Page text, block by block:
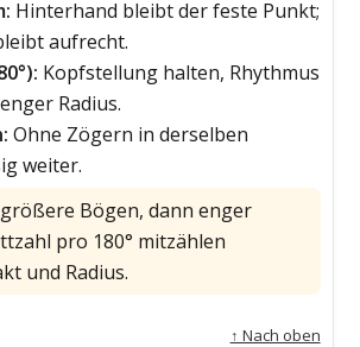
Hinterhand bleibt der feste Punkt;
aufrecht.
Kopfstellung halten, Rhythmus
Radius.
Ohne Zögern in derselben
weiter.
Bögen, dann enger
pro 180° mitzählen
und Radius.
↑ Nach oben